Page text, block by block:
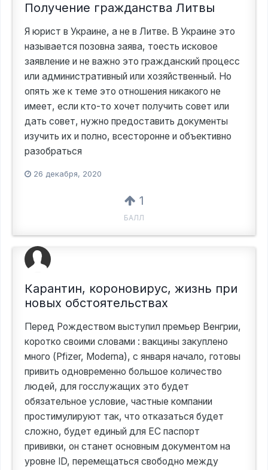
Получение гражданства Литвы
Я юрист в Украине, а не в Литве. В Украине это
называется позовна заява, тоесть исковое
заявление и не важно это гражданский процесс
или административный или хозяйственный. Но
опять же к теме это отношения никакого не
имеет, если кто-то хочет получить совет или
дать совет, нужно предоставить документы
изучить их и полно, всесторонне и объективно
разобраться
26 декабря, 2020
1
БАЛЛ
Карантин, короновирус, жизнь при
новых обстоятельствах
Перед Рождеством выступил премьер Венгрии,
коротко своими словами : вакцины закуплено
много (Pfizer, Moderna), с января начало, готовы
привить одновременно большое количество
людей, для госслужащих это будет
обязательное условие, частные компании
простимулируют так, что отказаться будет
сложно, будет единый для ЕС паспорт
прививки, он станет основным документом на
уровне ID, перемещаться свободно между